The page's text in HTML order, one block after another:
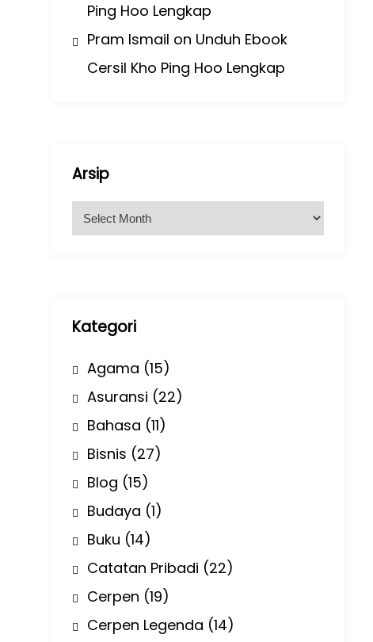
Ping Hoo Lengkap
Pram Ismail on Unduh Ebook
Cersil Kho Ping Hoo Lengkap
Arsip
r
Kategori
Agama (15)
Asuransi (22)
Bahasa (11)
Bisnis (27)
Blog (15)
Budaya (1)
Buku (14)
Catatan Pribadi (22)
Cerpen (19)
Cerpen Legenda (14)